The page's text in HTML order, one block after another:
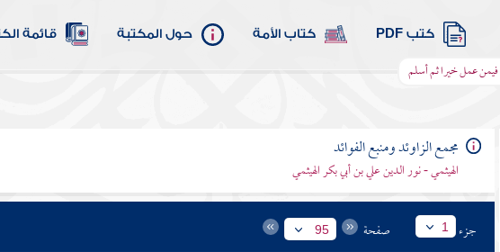
كتب PDF كتاب الأمة حول المكتبة قائمة
عمل خيرا ثم أسلم
مجمع الزاوئد ومنبع الفوائد
الهيثمي - نور الدين علي بن أبي بكر الهيثمي
جزء 1 صفحة 95